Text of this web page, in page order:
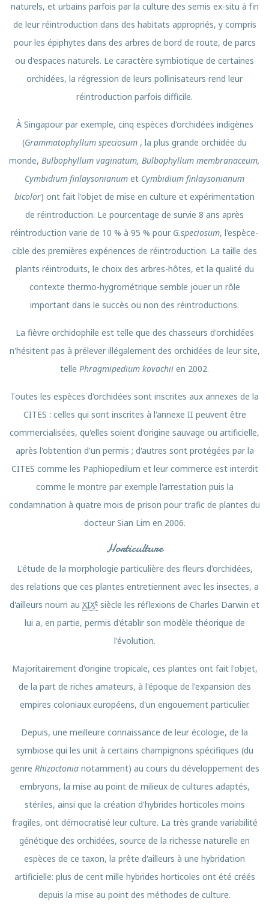
naturels, et urbains parfois par la culture des semis ex-situ à fin
de leur réintroduction dans des habitats appropriés, y compris
pour les épiphytes dans des arbres de bord de route, de parcs
ou d'espaces naturels. Le caractère symbiotique de certaines
orchidées, la régression de leurs pollinisateurs rend leur
réintroduction parfois difficile.
À Singapour par exemple, cinq espèces d'orchidées indigènes
(Grammatophyllum speciosum , la plus grande orchidée du
monde, Bulbophyllum vaginatum, Bulbophyllum membranaceum,
Cymbidium finlaysonianum et Cymbidium finlaysonianum
bicolor) ont fait l'objet de mise en culture et expérimentation
de réintroduction. Le pourcentage de survie 8 ans après
réintroduction varie de 10 % à 95 % pour G.speciosum, l'espèce-
cible des premières expériences de réintroduction. La taille des
plants réintroduits, le choix des arbres-hôtes, et la qualité du
contexte thermo-hygrométrique semble jouer un rôle
important dans le succès ou non des réintroductions.
La fièvre orchidophile est telle que des chasseurs d'orchidées
n'hésitent pas à prélever illégalement des orchidées de leur site,
telle Phragmipedium kovachii en 2002.
Toutes les espèces d'orchidées sont inscrites aux annexes de la
CITES : celles qui sont inscrites à l'annexe II peuvent être
commercialisées, qu'elles soient d'origine sauvage ou artificielle,
après l'obtention d'un permis ; d'autres sont protégées par la
CITES comme les Paphiopedilum et leur commerce est interdit
comme le montre par exemple l'arrestation puis la
condamnation à quatre mois de prison pour trafic de plantes du
docteur Sian Lim en 2006.
Horticulture
L'étude de la morphologie particulière des fleurs d'orchidées,
des relations que ces plantes entretiennent avec les insectes, a
d'ailleurs nourri au XIXe siècle les réflexions de Charles Darwin et
lui a, en partie, permis d'établir son modèle théorique de
l'évolution.
Majoritairement d'origine tropicale, ces plantes ont fait l'objet,
de la part de riches amateurs, à l'époque de l'expansion des
empires coloniaux européens, d'un engouement particulier.
Depuis, une meilleure connaissance de leur écologie, de la
symbiose qui les unit à certains champignons spécifiques (du
genre Rhizoctonianotamment) au cours du développement des
embryons, la mise au point de milieux de cultures adaptés,
stériles, ainsi que la création d'hybrides horticoles moins
fragiles, ont démocratisé leur culture. La très grande variabilité
génétique des orchidées, source de la richesse naturelle en
espèces de ce taxon, la prête d'ailleurs à une hybridation
artificielle: plus de cent mille hybrides horticoles ont été créés
depuis la mise au point des méthodes de culture.